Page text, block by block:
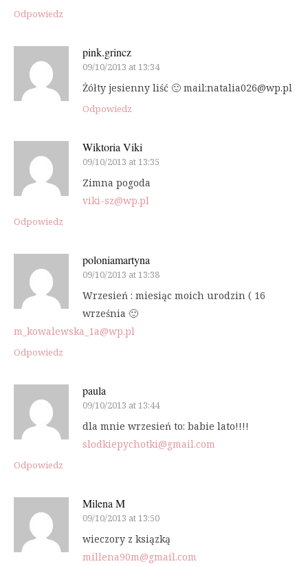
Odpowiedz
pink.grincz
09/10/2013 at 13:34
Żółty jesienny liść 🙂 mail:natalia026@wp.pl
Odpowiedz
Wiktoria Viki
09/10/2013 at 13:35
Zimna pogoda
viki-sz@wp.pl
Odpowiedz
poloniamartyna
09/10/2013 at 13:38
Wrzesień : miesiąc moich urodzin ( 16
września 🙂
m_kowalewska_1a@wp.pl
Odpowiedz
paula
09/10/2013 at 13:44
dla mnie wrzesień to: babie lato!!!!
slodkiepychotki@gmail.com
Odpowiedz
Milena M
09/10/2013 at 13:50
wieczory z ksiązką
millena90m@gmail.com